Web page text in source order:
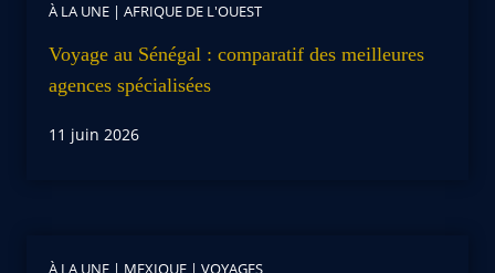
À LA UNE | AFRIQUE DE L'OUEST
Voyage au Sénégal : comparatif des meilleures
agences spécialisées
11 juin 2026
À LA UNE | MEXIQUE | VOYAGES